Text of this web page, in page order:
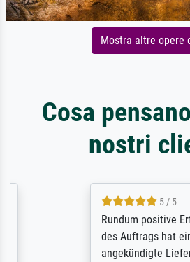
Mostra altre opere
Cosa
nostri
5 / 5
Rundum positive Erfahrung.
des Auftrags hat eine Weile
angekündigte Lieferzeit